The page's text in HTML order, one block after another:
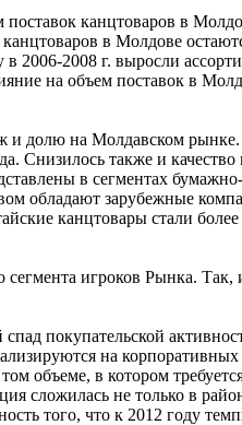
канцтоваров в
канцтоваров в Молдове
2006-2008 г. выросли
на объем поставок в
и долю на Молдавском
Снизилось также и
в сегментах
обладают зарубежные
канцтовары стали более
игроков Рынка. Так,
покупательской
на
объеме, в котором
сложилась не только в
того, что к 2012 году